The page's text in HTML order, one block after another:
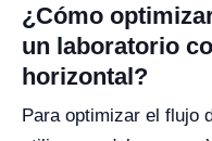
¿Cómo
un laboratorio
horizontal?
Para optimizar el flujo